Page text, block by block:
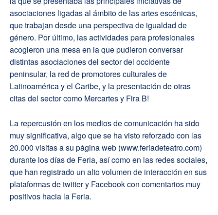
asociaciones ligadas al ámbito de las artes escénicas,
que trabajan desde una perspectiva de igualdad de
género. Por último, las actividades para profesionales
acogieron una mesa en la que pudieron conversar
distintas asociaciones del sector del occidente
peninsular, la red de promotores culturales de
Latinoamérica y el Caribe, y la presentación de otras
citas del sector como Mercartes y Fira B!
La repercusión en los medios de comunicación ha sido
muy significativa, algo que se ha visto reforzado con las
20.000 visitas a su página web (www.feriadeteatro.com)
durante los días de Feria, así como en las redes sociales,
que han registrado un alto volumen de interacción en sus
plataformas de twitter y Facebook con comentarios muy
positivos hacia la Feria.